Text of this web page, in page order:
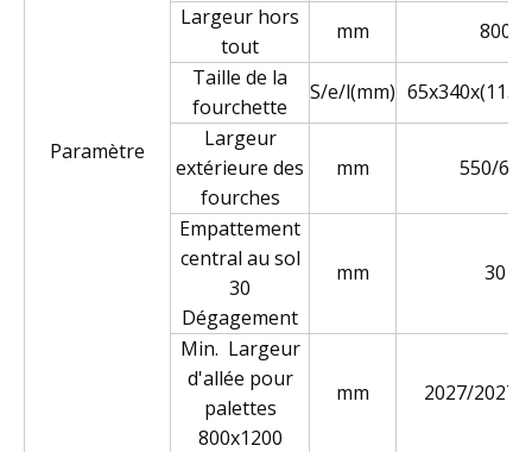
Paramètre
Largeur hors
tout
mm
800
Taille de la
fourchette
S/e/l(mm)
Largeur
extérieure des
fourches
mm 550/685
Empattement
central au sol
30
Dégagement
mm 30
Min. Largeur
d'allée pour
palettes
800x1200
mm 2027/2027/